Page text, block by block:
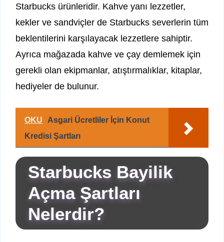
Starbucks ürünleridir. Kahve yanı lezzetler,
kekler ve sandviçler de Starbucks severlerin tüm
beklentilerini karşılayacak lezzetlere sahiptir.
Ayrıca mağazada kahve ve çay demlemek için
gerekli olan ekipmanlar, atıştırmalıklar, kitaplar,
hediyeler de bulunur.
OKU
Asgari Ücretliler İçin Konut
Kredisi Şartları
Starbucks Bayilik
Açma Şartları
Nelerdir?